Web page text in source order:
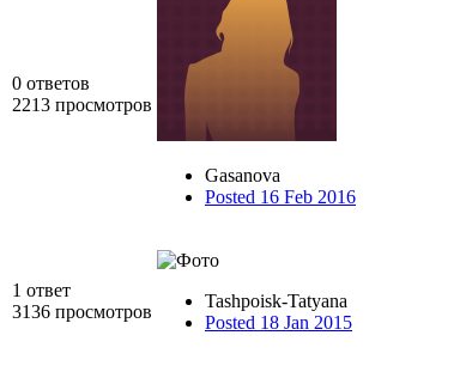
0 ответов
2213 просмотров
Gasanova
Posted 16 Feb 2016
1 ответ
3136 просмотров
Tashpoisk-Tatyana
Posted 18 Jan 2015